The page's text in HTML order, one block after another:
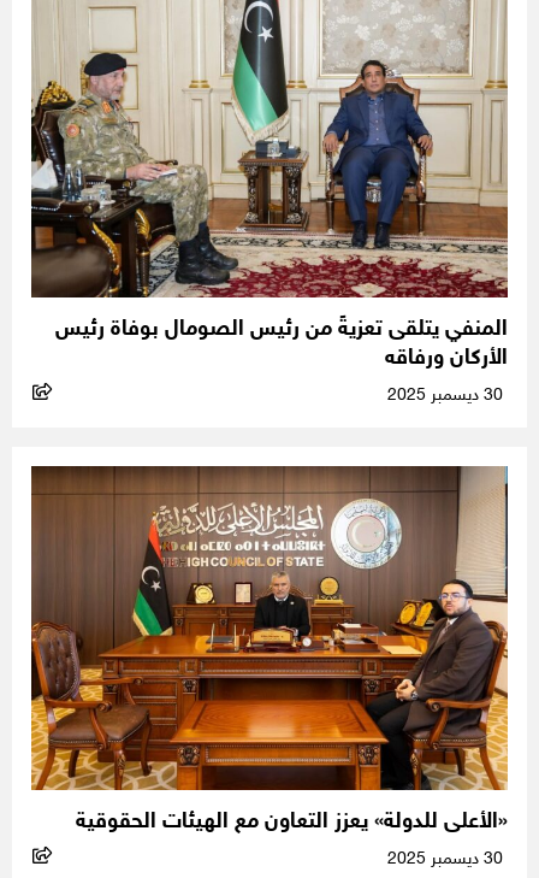
المنفي يتلقى تعزيةً من رئيس الصومال بوفاة رئيس
الأركان ورفاقه
«الأعلى للدولة» يعزز التعاون مع الهيئات الحقوقية